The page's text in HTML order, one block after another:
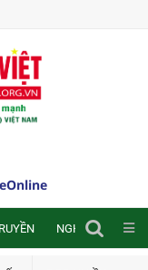
NGHIÊN CỨU